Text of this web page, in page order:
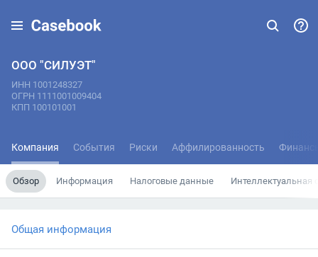
ООО "СИЛУЭТ"
ИНН 1001248327
ОГРН 1111001009404
КПП 100101001
Компания События Риски Аффилированность
Обзор Информация Налоговые данные Интеллектуальная
Общая информация